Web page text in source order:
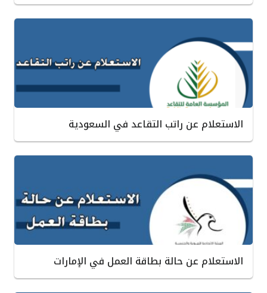
الاستعلام عن راتب التقاعد في السعودية
الاستعلام عن حالة بطاقة العمل في الإمارات